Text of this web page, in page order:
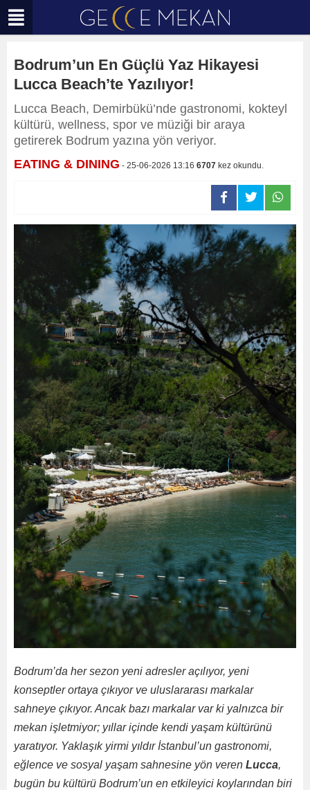
Bodrum’un En Güçlü Yaz Hikayesi
Lucca Beach’te Yazılıyor!
Lucca Beach, Demirbükü’nde gastronomi, kokteyl
kültürü, wellness, spor ve müziği bir araya
getirerek Bodrum yazına yön veriyor.
EATING & DINING - 25-06-2026 13:16 6707 kez okundu.
Bodrum’da her sezon yeni adresler açılıyor, yeni
konseptler ortaya çıkıyor ve uluslararası markalar
sahneye çıkıyor. Ancak bazı markalar var ki yalnızca bir
mekan işletmiyor; yıllar içinde kendi yaşam kültürünü
yaratıyor. Yaklaşık yirmi yıldır İstanbul’un gastronomi,
eğlence ve sosyal yaşam sahnesine yön veren Lucca,
bugün bu kültürü Bodrum’un en etkileyici koylarından biri